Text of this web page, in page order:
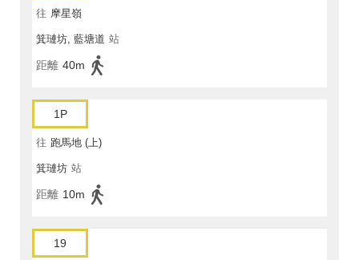
往 摩星嶺
箕璉坊, 藍塘道 站
距離 40m
1P
往 跑馬地 (上)
箕璉坊 站
距離 10m
19